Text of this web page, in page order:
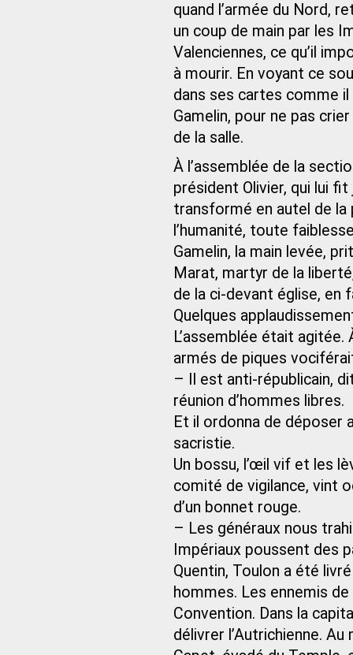
quand l’armée du Nord,
un coup de main par les
Valenciennes, ce qu’il
à mourir. En voyant ce
dans ses cartes comme il
Gamelin, pour ne pas
de la salle.
À l’assemblée de la
président Olivier, qui lui
transformé en autel de la
l’humanité, toute
Gamelin, la main levée,
Marat, martyr de la
de la ci-devant église, en
Quelques
L’assemblée était
armés de piques
– Il est anti-républicain,
réunion d’hommes libres.
Et il ordonna de déposer
sacristie.
Un bossu, l’œil vif et les
comité de vigilance, vint
d’un bonnet rouge.
– Les généraux nous
Impériaux poussent des
Quentin, Toulon a été
hommes. Les ennemis
Convention. Dans la
délivrer l’Autrichienne.